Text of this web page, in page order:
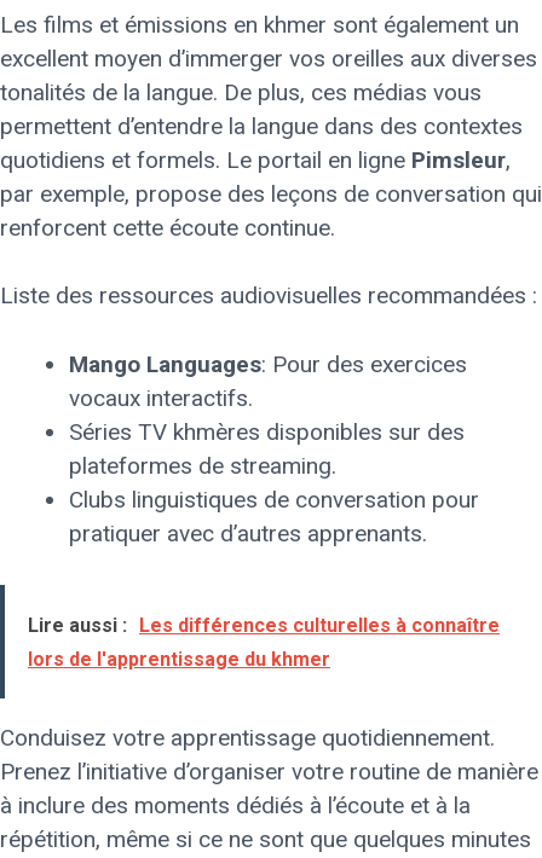
Les films et émissions en khmer sont également un
excellent moyen d’immerger vos oreilles aux diverses
tonalités de la langue. De plus, ces médias vous
permettent d’entendre la langue dans des contextes
quotidiens et formels. Le portail en ligne Pimsleur,
par exemple, propose des leçons de conversation qui
renforcent cette écoute continue.
Liste des ressources audiovisuelles recommandées :
Mango Languages: Pour des exercices
vocaux interactifs.
Séries TV khmères disponibles sur des
plateformes de streaming.
Clubs linguistiques de conversation pour
pratiquer avec d’autres apprenants.
Lire aussi :
Les différences culturelles à connaître
lors de l'apprentissage du khmer
Conduisez votre apprentissage quotidiennement.
Prenez l’initiative d’organiser votre routine de manière
à inclure des moments dédiés à l’écoute et à la
répétition, même si ce ne sont que quelques minutes